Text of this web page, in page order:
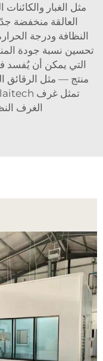
مثل الغبار
العالقة منخفضة
النظافة ودرجة
تحسين نسبة جودة
التي يمكن أن يُفسد
منتج — مثل الرقائق
تمثل غرف Anlaitech النظيفة تغييرًا جذريًا كاملاً.
الغرف